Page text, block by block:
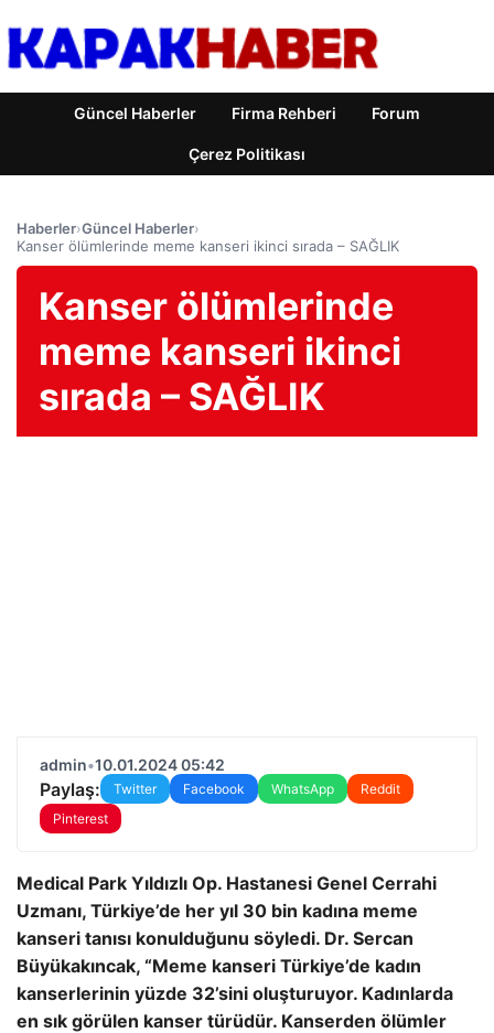
Güncel Haberler Firma Rehberi Forum
Çerez Politikası
Haberler›Güncel Haberler›
Kanser ölümlerinde meme kanseri ikinci sırada – SAĞLIK
Kanser ölümlerinde
meme kanseri ikinci
sırada – SAĞLIK
admin•10.01.2024 05:42
Paylaş: Twitter Facebook WhatsApp
Reddit
Pinterest
Medical Park Yıldızlı Op. Hastanesi Genel Cerrahi
Uzmanı, Türkiye’de her yıl 30 bin kadına meme
kanseri tanısı konulduğunu söyledi. Dr. Sercan
Büyükakıncak, “Meme kanseri Türkiye’de kadın
kanserlerinin yüzde 32’sini oluşturuyor. Kadınlarda
en sık görülen kanser türüdür. Kanserden ölümler